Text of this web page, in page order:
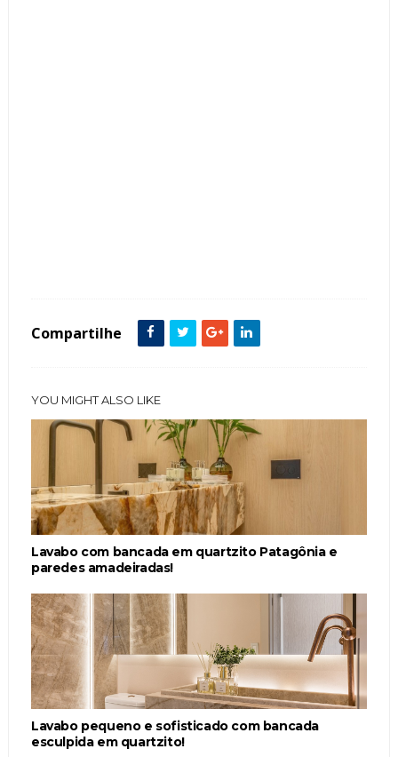
Compartilhe
YOU MIGHT ALSO LIKE
Lavabo com bancada em quartzito Patagônia e
paredes amadeiradas!
Lavabo pequeno e sofisticado com bancada
esculpida em quartzito!